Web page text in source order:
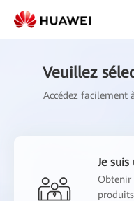
Veuillez
Accédez facilement
Je
Obtenir